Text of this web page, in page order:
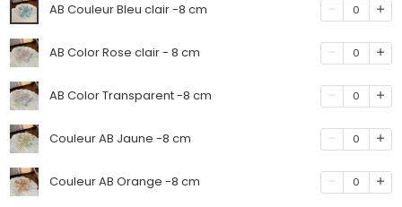
AB Couleur Bleu clair -8 cm 0
AB Color Rose clair - 8 cm 0
AB Color Transparent -8 cm 0
Couleur AB Jaune -8 cm 0
Couleur AB Orange -8 cm 0